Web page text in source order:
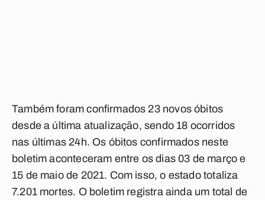
Também foram confirmados 23 novos óbitos
desde a última atualização, sendo 18 ocorridos
nas últimas 24h. Os óbitos confirmados neste
boletim aconteceram entre os dias 03 de março e
15 de maio de 2021. Com isso, o estado totaliza
7.201 mortes. O boletim registra ainda um total de